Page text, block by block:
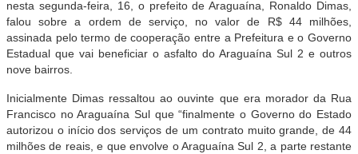
nesta segunda-feira, 16, o prefeito de Araguaína, Ronaldo Dimas,
falou sobrea ordem de serviço, no valor de R$ 44 milhões,
assinada pelo termo de cooperação entre a Prefeitura e o Governo
Estadual que vai beneficiar o asfalto do Araguaína Sul 2 e outros
nove bairros.
Inicialmente Dimas ressaltou ao ouvinte que era morador da Rua
Francisco no Araguaína Sul que “finalmente o Governo do Estado
autorizou o início dos serviços de um contrato muito grande, de 44
milhões de reais, e que envolve o Araguaína Sul 2, a parte restante